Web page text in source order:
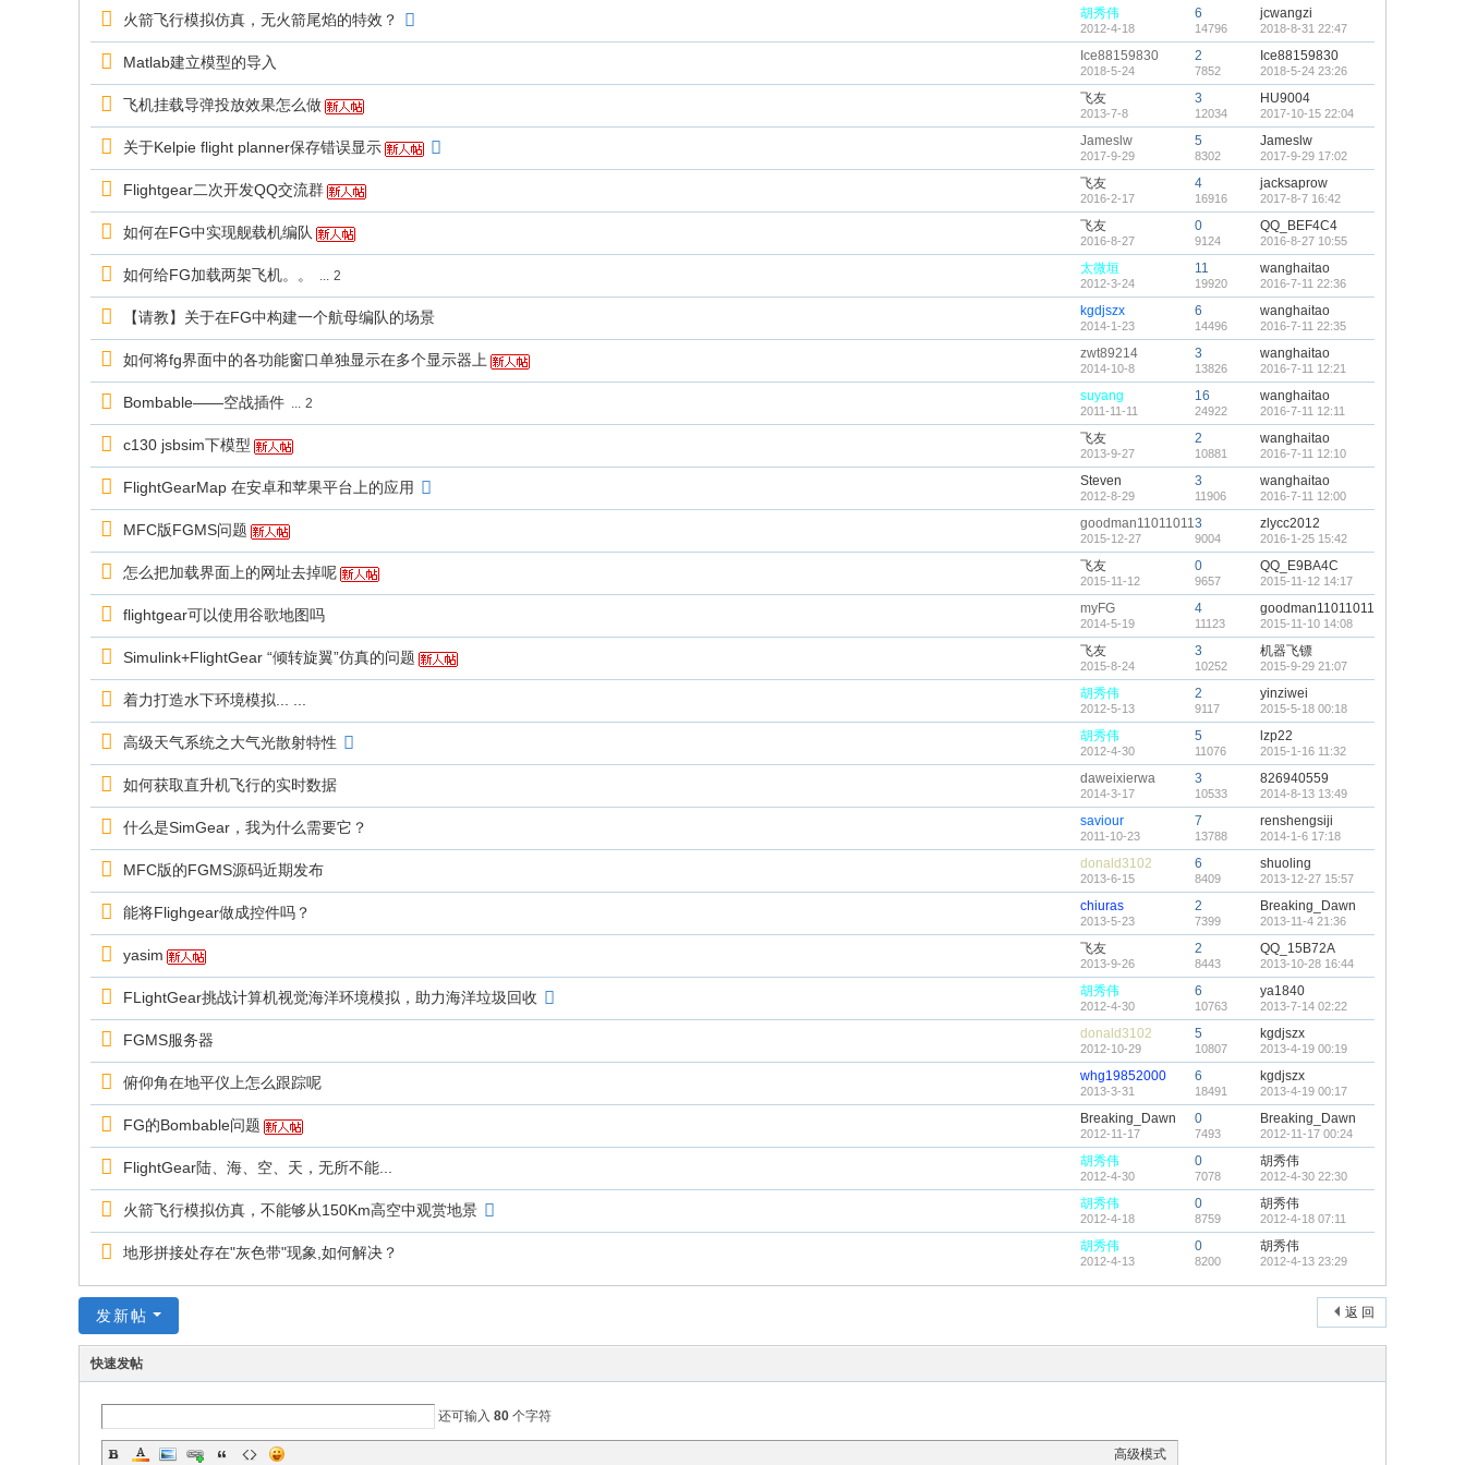
火箭飞行模拟仿真，无火箭尾焰的特效？ 胡秀伟
2012-4-18
6
14796
jcwangzi
2018-8-31 22:47
Matlab建立模型的导入 Ice88159830
2018-5-24
2
7852
Ice88159830
2018-5-24 23:26
飞机挂载导弹投放效果怎么做 飞友
2013-7-8
3
12034
HU9004
2017-10-15 22:04
关于Kelpie flight planner保存错误显示 Jameslw
2017-9-29
5
8302
Jameslw
2017-9-29 17:02
Flightgear二次开发QQ交流群 飞友
2016-2-17
4
16916
jacksaprow
2017-8-7 16:42
如何在FG中实现舰载机编队 飞友
2016-8-27
0
9124
QQ_BEF4C4
2016-8-27 10:55
如何给FG加载两架飞机。。 ... 2 太微垣
2012-3-24
11
19920
wanghaitao
2016-7-11 22:36
【请教】关于在FG中构建一个航母编队的场景 kgdjszx
2014-1-23
6
14496
wanghaitao
2016-7-11 22:35
如何将fg界面中的各功能窗口单独显示在多个显示器上 zwt89214
2014-10-8
3
13826
wanghaitao
2016-7-11 12:21
Bombable——空战插件 ... 2 suyang
2011-11-11
16
24922
wanghaitao
2016-7-11 12:11
c130 jsbsim下模型 飞友
2013-9-27
2
10881
wanghaitao
2016-7-11 12:10
FlightGearMap 在安卓和苹果平台上的应用 Steven
2012-8-29
3
11906
wanghaitao
2016-7-11 12:00
MFC版FGMS问题 goodman11011011
2015-12-27
3
9004
zlycc2012
2016-1-25 15:42
怎么把加载界面上的网址去掉呢 飞友
2015-11-12
0
9657
QQ_E9BA4C
2015-11-12 14:17
flightgear可以使用谷歌地图吗 myFG
2014-5-19
4
11123
goodman11011011
2015-11-10 14:08
Simulink+FlightGear “倾转旋翼”仿真的问题 飞友
2015-8-24
3
10252
机器飞镖
2015-9-29 21:07
着力打造水下环境模拟... ... 胡秀伟
2012-5-13
2
9117
yinziwei
2015-5-18 00:18
高级天气系统之大气光散射特性 胡秀伟
2012-4-30
5
11076
lzp22
2015-1-16 11:32
如何获取直升机飞行的实时数据 daweixierwa
2014-3-17
3
10533
826940559
2014-8-13 13:49
什么是SimGear，我为什么需要它？ saviour
2011-10-23
7
13788
renshengsiji
2014-1-6 17:18
MFC版的FGMS源码近期发布 donald3102
2013-6-15
6
8409
shuoling
2013-12-27 15:57
能将Flighgear做成控件吗？ chiuras
2013-5-23
2
7399
Breaking_Dawn
2013-11-4 21:36
yasim 飞友
2013-9-26
2
8443
QQ_15B72A
2013-10-28 16:44
FLightGear挑战计算机视觉海洋环境模拟，助力海洋垃圾回收 胡秀伟
2012-4-30
6
10763
ya1840
2013-7-14 02:22
FGMS服务器 donald3102
2012-10-29
5
10807
kgdjszx
2013-4-19 00:19
俯仰角在地平仪上怎么跟踪呢 whg19852000
2013-3-31
6
18491
kgdjszx
2013-4-19 00:17
FG的Bombable问题 Breaking_Dawn
2012-11-17
0
7493
Breaking_Dawn
2012-11-17 00:24
FlightGear陆、海、空、天，无所不能... 胡秀伟
2012-4-30
0
7078
胡秀伟
2012-4-30 22:30
火箭飞行模拟仿真，不能够从150Km高空中观赏地景 胡秀伟
2012-4-18
0
8759
胡秀伟
2012-4-18 07:11
地形拼接处存在"灰色带"现象,如何解决？ 胡秀伟
2012-4-13
0
8200
胡秀伟
2012-4-13 23:29
返 回
发新帖
快速发帖
还可输入 80 个字符
高级模式